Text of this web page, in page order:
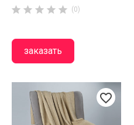
     (0)
заказать
favorite_border